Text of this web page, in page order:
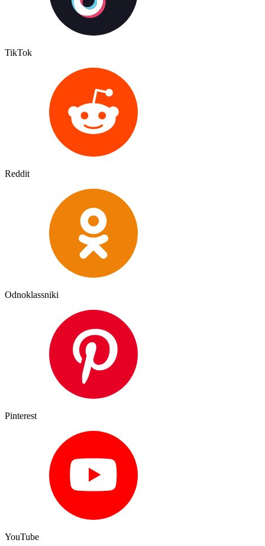
TikTok
Reddit
Odnoklassniki
Pinterest
YouTube